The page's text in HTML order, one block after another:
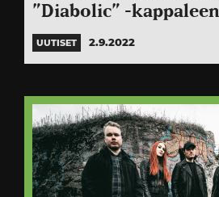
”Diabolic” -kappaleen
UUTISET 2.9.2022